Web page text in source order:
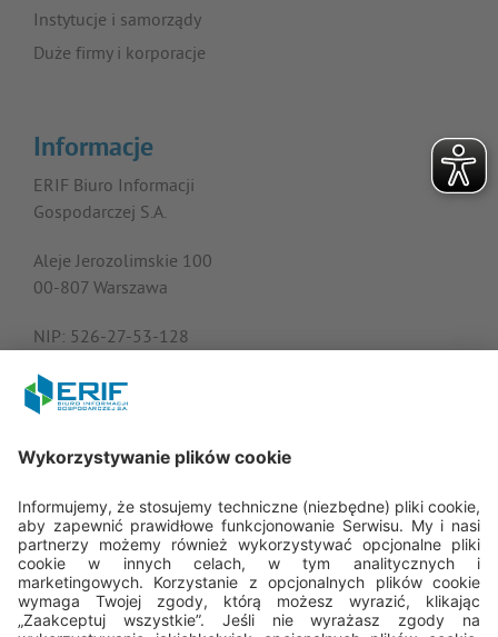
Instytucje i samorządy
Duże firmy i korporacje
Informacje
ERIF Biuro Informacji
Gospodarczej S.A.
Aleje Jerozolimskie 100
00-807 Warszawa
NIP: 526-27-53-128
REGON: 015613573
22 594 25 15
pon. - pt.: 8.00 - 16.00